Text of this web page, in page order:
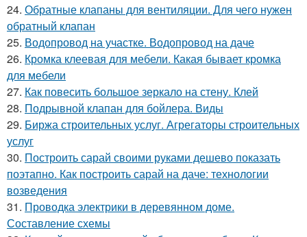
24. Обратные клапаны для вентиляции. Для чего нужен
обратный клапан
25. Водопровод на участке. Водопровод на даче
26. Кромка клеевая для мебели. Какая бывает кромка
для мебели
27. Как повесить большое зеркало на стену. Клей
28. Подрывной клапан для бойлера. Виды
29. Биржа строительных услуг. Агрегаторы строительных
услуг
30. Построить сарай своими руками дешево показать
поэтапно. Как построить сарай на даче: технологии
возведения
31. Проводка электрики в деревянном доме.
Составление схемы